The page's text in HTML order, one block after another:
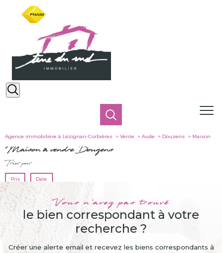
Agence immobilière à Lézignan-Corbières Vente Aude Douzens Maison
Maison à vendre Douzens
Trier par
Prix Date
Vous n'avez pas trouvé
le bien correspondant à votre
recherche ?
Créer une alerte email et recevez les biens correspondants à